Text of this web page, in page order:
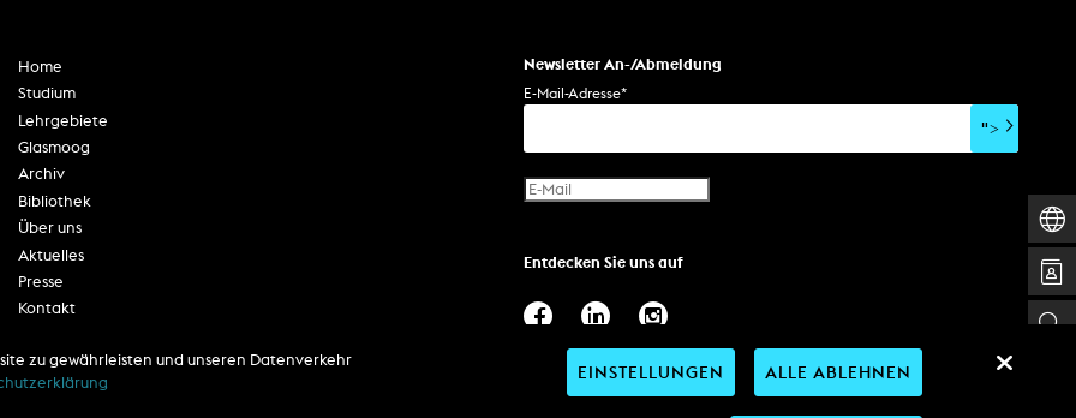
Newsletter An-/Abmeldung
E-Mail-Adresse*
">
Home
Studium
Lehrgebiete
Glasmoog
Archiv
Bibliothek
Über uns
Aktuelles
Presse
Kontakt
Datenschutzerklärung
Barrierefreiheit
Entdecken Sie uns auf
zu gewährleisten und unseren Datenverkehr
EINSTELLUNGEN ALLE ABLEHNEN